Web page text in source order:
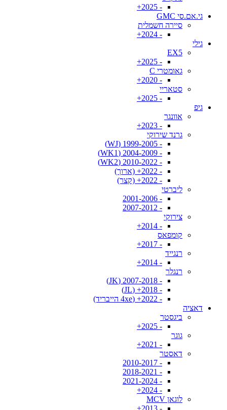
- 2025+
גי.אם.סי GMC
סיירה חשמלית
- 2024+
גילי
EX5
- 2025+
גאומטרי C
- 2020+
סטאריי
- 2025+
גיפ
אוונגר
- 2023+
גרנד שירוקי
- 1999-2005 (WJ)
- 2004-2009 (WK1)
- 2010-2022 (WK2)
- 2022+ (ארוך)
- 2022+ (קצר)
ליברטי
- 2001-2006
- 2007-2012
צירוקי
- 2014+
קומפאס
- 2017+
רנגייד
- 2014+
רנגלר
- 2007-2018 (JK)
- 2018+ (JL)
- 2022+ (4xe הייבריד)
דאציה
ביגסטר
- 2025+
גוגר
- 2021+
דאסטר
- 2010-2017
- 2018-2021
- 2021-2024
- 2024+
לוגאן MCV
- 2013+